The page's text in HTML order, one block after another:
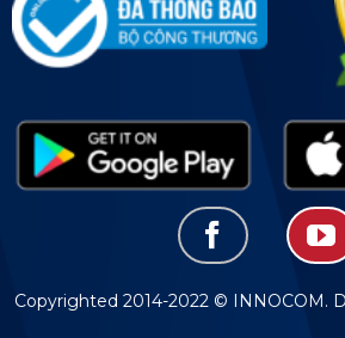
Copyrighted 2014-2022 © INNOCOM.